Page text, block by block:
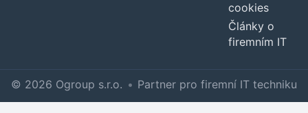
cookies
Články o
firemním IT
© 2026 Ogroup s.r.o. • Partner pro firemní IT techniku